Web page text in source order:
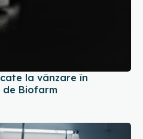
la vânzare în
de Biofarm